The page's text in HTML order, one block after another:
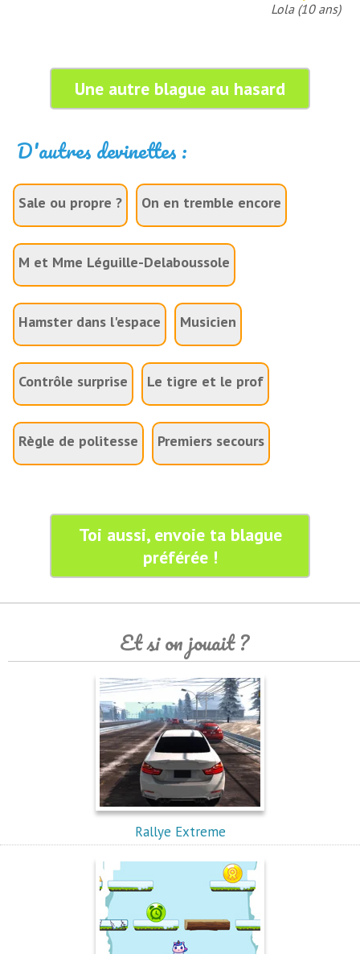
Lola (10 ans)
Une autre blague au hasard
D'autres devinettes :
Sale ou propre ? On en tremble encore
M et Mme Léguille-Delaboussole
Hamster dans l'espace Musicien
Contrôle surprise Le tigre et le prof
Règle de politesse Premiers secours
Toi aussi, envoie ta blague
préférée !
Et si on jouait ?
Rallye Extreme